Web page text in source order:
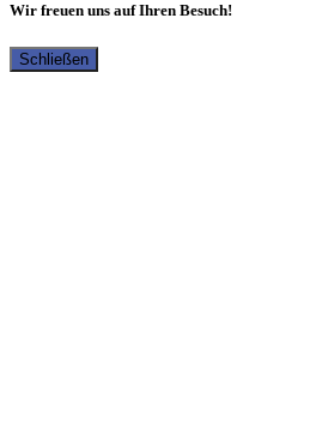
Wir freuen uns auf Ihren Besuch!
Schließen